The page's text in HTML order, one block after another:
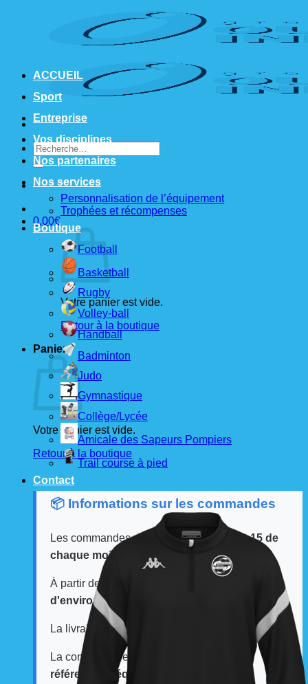
Recherche
pour :
0,00€
Votre panier est vide.
Retour à la boutique
Panier
Votre panier est vide.
Retour à la boutique
📦 Informations sur les commandes
Les commandes sont passées les 1er et 15 de
chaque mois
auprès de nos fournisseurs.
À partir de ces dates, le
d'environ 3 semaines
La livraison est effectuée directement au club
La commande est à récupérer auprès du
référent des équipements du club
ACCUEIL
Sport
Entreprise
Vos disciplines
Nos partenaires
Nos services
Personnalisation de l’équipement
Trophées et récompenses
Boutique
Football
Basketball
Rugby
Volley-ball
Handball
Badminton
Judo
Gymnastique
Collège/Lycée
Amicale des Sapeurs Pompiers
Trail course à pied
Contact